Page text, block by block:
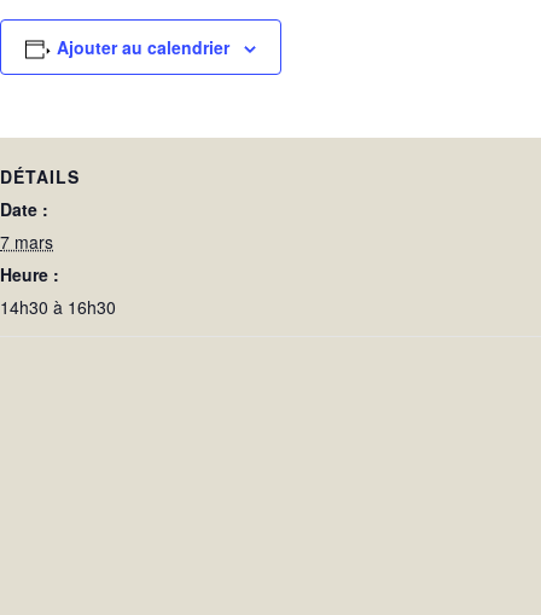
Ajouter au calendrier
DÉTAILS
Date :
7 mars
Heure :
14h30 à 16h30